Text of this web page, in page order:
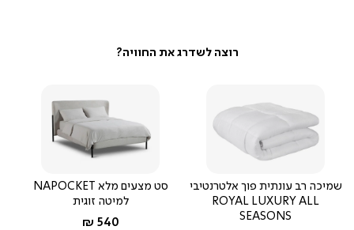
שמיכה רב עונתית פוך אלטרנטיבי
ROYAL LUXURY ALL
SEASONS
סט מצעים מלא NAPOCKET
למיטה זוגית
החל מ-
540 ₪